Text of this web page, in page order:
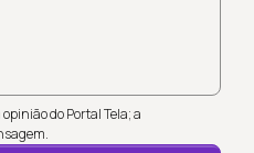
do Portal Tela; a